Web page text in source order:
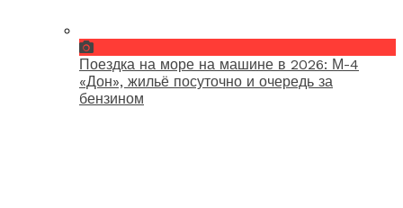
Поездка на море на машине в 2026: М-4
«Дон», жильё посуточно и очередь за
бензином